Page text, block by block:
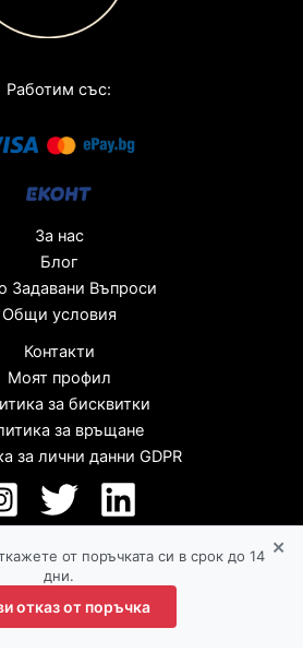
Работим със:
За нас
Блог
Задавани Въпроси
Общи условия
Контакти
Моят профил
за бисквитки
за връщане
за лични данни GDPR
© 2026 |lunaro.bg
от поръчката си в срок до 14
дни.
отказ от поръчка
×